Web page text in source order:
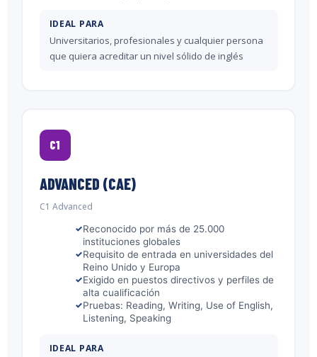
IDEAL PARA
Universitarios, profesionales y cualquier persona
que quiera acreditar un nivel sólido de inglés
C1
ADVANCED (CAE)
C1 Advanced
Reconocido por más de 25.000
instituciones globales
Requisito de entrada en universidades del
Reino Unido y Europa
Exigido en puestos directivos y perfiles de
alta cualificación
Pruebas: Reading, Writing, Use of English,
Listening, Speaking
IDEAL PARA